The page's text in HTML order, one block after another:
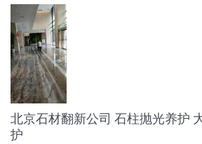
北京石材翻新公司 石柱抛光养护
护